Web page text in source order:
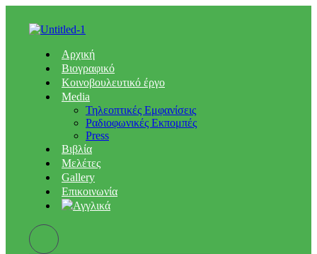
Αρχική
Βιογραφικό
Κοινοβουλευτικό έργο
Media
Τηλεοπτικές Εμφανίσεις
Ραδιοφωνικές Εκπομπές
Press
Βιβλία
Μελέτες
Gallery
Επικοινωνία